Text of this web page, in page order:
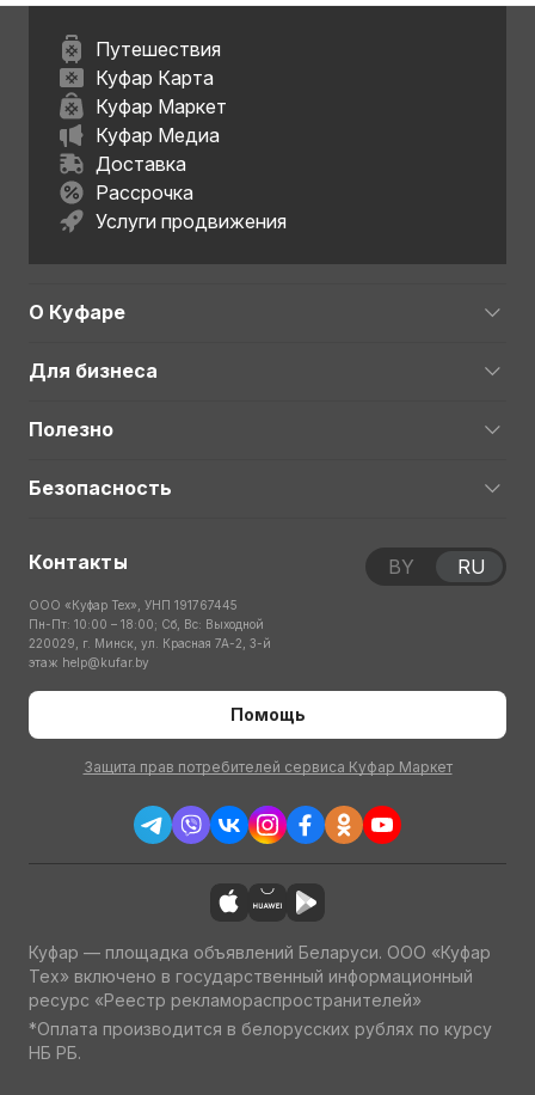
Путешествия
Куфар Карта
Куфар Маркет
Куфар Медиа
Доставка
Рассрочка
Услуги продвижения
О Куфаре
Для бизнеса
Полезно
Безопасность
Контакты
ООО «Куфар Тех», УНП 191767445
Пн-Пт: 10:00 – 18:00; Сб, Вс: Выходной
220029, г. Минск, ул. Красная 7А-2, 3-й
этаж help@kufar.by
Помощь
Защита прав потребителей сервиса Куфар Маркет
BY RU
Куфар — площадка объявлений Беларуси. ООО «Куфар
Тех» включено в государственный информационный
ресурс «Реестр рекламораспространителей»
*Оплата производится в белорусских рублях по курсу
НБ РБ.